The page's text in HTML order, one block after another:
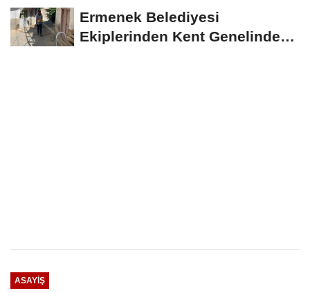
Ermenek Belediyesi
Ekiplerinden Kent Genelinde
ASAYIŞ